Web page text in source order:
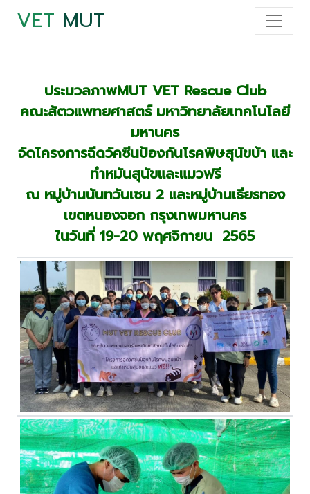
VET MUT
ประมวลภาพMUT VET Rescue Club
คณะสัตวแพทยศาสตร์ มหาวิทยาลัยเทคโนโลยี
มหานคร
จัดโครงการฉีดวัคซีนป้องกันโรคพิษสุนัขบ้า และ
ทำหมันสุนัขและแมวฟรี
ณ หมู่บ้านนันทวันเซน 2 และหมู่บ้านเธียรทอง
เขตหนองจอก กรุงเทพมหานคร
ในวันที่ 19-20 พฤศจิกายน 2565